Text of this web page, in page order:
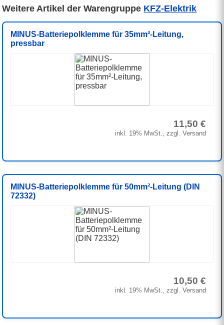
Weitere Artikel der Warengruppe KFZ-Elektrik
MINUS-Batteriepolklemme für 35mm²-Leitung,
pressbar
11,50 €
inkl. 19% MwSt., zzgl. Versand
MINUS-Batteriepolklemme für 50mm²-Leitung (DIN
72332)
10,50 €
inkl. 19% MwSt., zzgl. Versand